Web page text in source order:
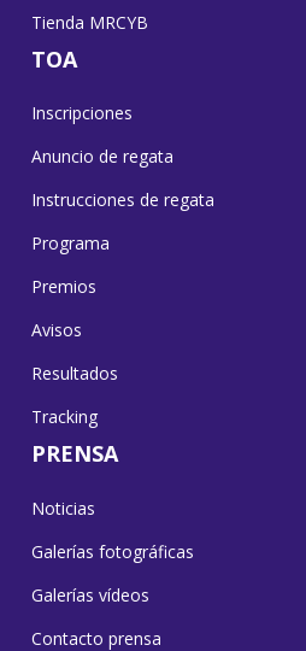
Tienda MRCYB
TOA
Inscripciones
Anuncio de regata
Instrucciones de regata
Programa
Premios
Avisos
Resultados
Tracking
PRENSA
Noticias
Galerías fotográficas
Galerías vídeos
Contacto prensa